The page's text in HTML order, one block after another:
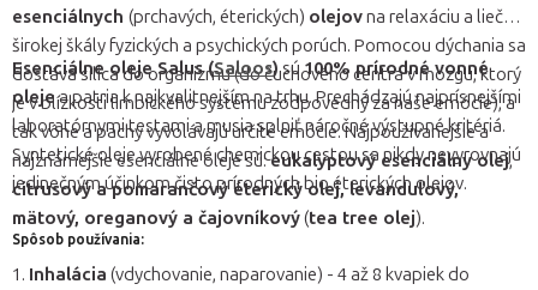
esenciálnych (prchavých, éterických) olejovna relaxáciu a liečbu
širokej škály fyzických a psychických porúch. Pomocou dýchania sa
dostáva silica do organizmu (do čuchového centra v mozgu, ktorý
je v blízkosti limbického systému zodpovedný za naše emócie), a
tak vône a pachy vyvolávajú určité emócie. Najpoužívanejšie a
najznámejšie esenciálne oleje sú:eukalyptový esenciálny olej,
citrusový a pomarančový éterický olej, levanduľový,
mätový, oreganový a čajovníkový(tea tree olej).
Esenciálne oleje Salus (Saloos)sú100% prírodné vonné
olejea patria k najkvalitnejším na trhu. Prechádzajú najprísnejšími
laboratórnymi testami a musia splniť náročné výstupné kritériá.
Syntetické oleje vyrobené chemickou cestou sa nikdy nevyrovnajú
jedinečným účinkom čisto prírodných bio éterických olejov.
Spôsob používania:
1. Inhalácia (vdychovanie, naparovanie) - 4 až 8 kvapiek do